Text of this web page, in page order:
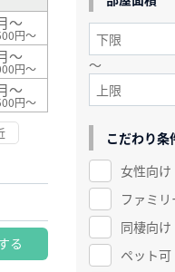
～
円～
～
円～
～
円～
る
～
こだわり条
女性向け
ファミ
同棲向け
ペット可